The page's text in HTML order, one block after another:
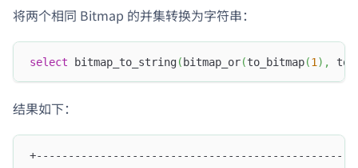
将两个相同 Bitmap 的并集转换为字符串：
select bitmap_to_string( bitmap_or(to_bitmap(1 ) ,
结果如下：